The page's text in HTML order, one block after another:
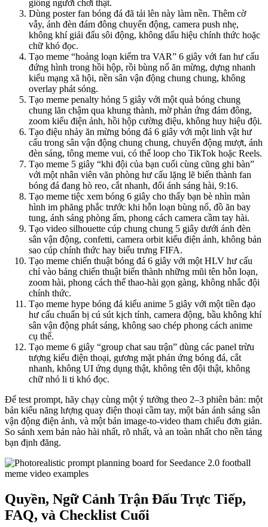
giống người chơi thật.
Dùng poster fan bóng đá đã tải lên này làm nền. Thêm cờ
vẫy, ánh đèn đám đông chuyển động, camera push nhẹ,
không khí giải đấu sôi động, không dấu hiệu chính thức hoặc
chữ khó đọc.
Tạo meme “hoảng loạn kiểm tra VAR” 6 giây với fan hư cấu
đứng hình trong hồi hộp, rồi bùng nổ ăn mừng, dựng nhanh
kiểu mạng xã hội, nền sân vận động chung chung, không
overlay phát sóng.
Tạo meme penalty hỏng 5 giây với một quả bóng chung
chung lăn chậm qua khung thành, mờ phản ứng đám đông,
zoom kiểu điện ảnh, hồi hộp cường điệu, không huy hiệu đội.
Tạo điệu nhảy ăn mừng bóng đá 6 giây với một linh vật hư
cấu trong sân vận động chung chung, chuyển động mượt, ánh
đèn sáng, tông meme vui, có thể loop cho TikTok hoặc Reels.
Tạo meme 5 giây “khi đội của bạn cuối cùng cũng ghi bàn”
với một nhân viên văn phòng hư cấu lặng lẽ biến thành fan
bóng đá đang hò reo, cắt nhanh, đổi ánh sáng hài, 9:16.
Tạo meme tiệc xem bóng 6 giây cho thấy bạn bè nhìn màn
hình im phăng phắc trước khi hỗn loạn bùng nổ, đồ ăn bay
tung, ánh sáng phòng ấm, phong cách camera cầm tay hài.
Tạo video silhouette cúp chung chung 5 giây dưới ánh đèn
sân vận động, confetti, camera orbit kiểu điện ảnh, không bản
sao cúp chính thức hay biểu trưng FIFA.
Tạo meme chiến thuật bóng đá 6 giây với một HLV hư cấu
chỉ vào bảng chiến thuật biến thành những mũi tên hỗn loạn,
zoom hài, phong cách thể thao-hài gọn gàng, không nhắc đội
chính thức.
Tạo meme hype bóng đá kiểu anime 5 giây với một tiền đạo
hư cấu chuẩn bị cú sút kịch tính, camera động, bầu không khí
sân vận động phát sáng, không sao chép phong cách anime
cụ thể.
Tạo meme 6 giây “group chat sau trận” dùng các panel trừu
tượng kiểu điện thoại, gương mặt phản ứng bóng đá, cắt
nhanh, không UI ứng dụng thật, không tên đội thật, không
chữ nhỏ li ti khó đọc.
Để test prompt, hãy chạy cùng một ý tưởng theo 2–3 phiên bản: một
bản kiểu năng lượng quay điện thoại cầm tay, một bản ánh sáng sân
vận động điện ảnh, và một bản image-to-video tham chiếu đơn giản.
So sánh xem bản nào hài nhất, rõ nhất, và an toàn nhất cho nền tảng
bạn định đăng.
Quyền, Ngữ Cảnh Trận Đấu Trực Tiếp,
FAQ, và Checklist Cuối